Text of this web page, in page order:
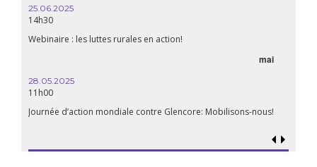
25.06.2025
14h30
Webinaire : les luttes rurales en action!
mai
28.05.2025
11h00
Journée d’action mondiale contre Glencore: Mobilisons-nous!